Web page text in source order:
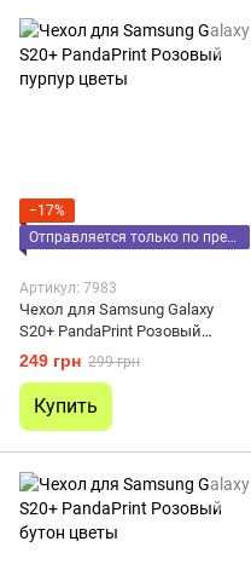
−17%
Отправляется только по предоплате
Артикул: 7983
Чехол для Samsung Galaxy
S20+ PandaPrint Розовый
пурпур цветы
249 грн 299 грн
Купить